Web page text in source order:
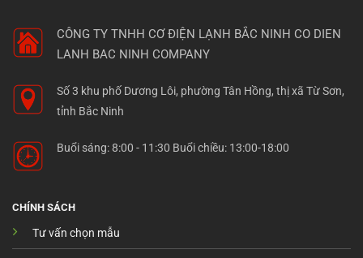
CÔNG TY TNHH CƠ ĐIỆN LẠNH BẮC NINH CO DIEN
LANH BAC NINH COMPANY
Số 3 khu phố Dương Lôi, phường Tân Hồng, thị xã Từ Sơn,
tỉnh Bắc Ninh
Buổi sáng: 8:00 - 11:30 Buổi chiều: 13:00-18:00
CHÍNH SÁCH
Tư vấn chọn mẫu